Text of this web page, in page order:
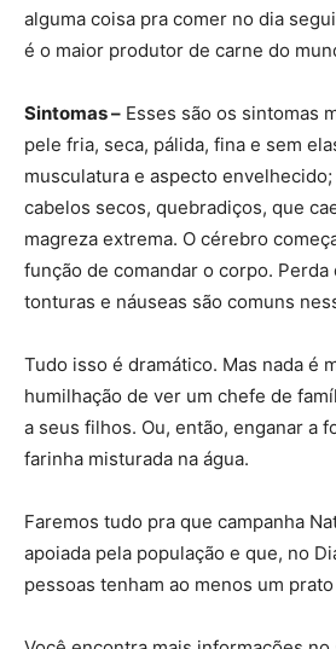
alguma coisa pra comer no dia
é o maior produtor de carne do
Sintomas – Esses são os sintomas
pele fria, seca, pálida, fina e sem
musculatura e aspecto
cabelos secos, quebradiços, que
magreza extrema. O cérebro
função de comandar o corpo. Perda
tonturas e náuseas são comuns
Tudo isso é dramático. Mas nada é
humilhação de ver um chefe de
a seus filhos. Ou, então, enganar a
farinha misturada na água.
Faremos tudo pra que campanha
apoiada pela população e que, no
pessoas tenham ao menos um